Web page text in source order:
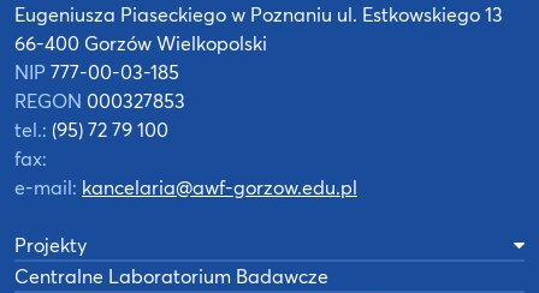
Eugeniusza Piaseckiego w Poznaniu ul. Estkowskiego 13
66-400 Gorzów Wielkopolski
NIP 777-00-03-185
REGON 000327853
tel.: (95) 72 79 100
fax:
e-mail: kancelaria@awf-gorzow.edu.pl
Projekty
Centralne Laboratorium Badawcze